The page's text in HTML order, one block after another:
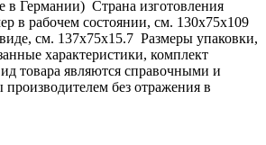
в Германии) Страна изготовления
в рабочем состоянии, см. 130х75x109
см. 137х75x15.7 Размеры упаковки,
характеристики, комплект
товара являются справочными и
без отражения в